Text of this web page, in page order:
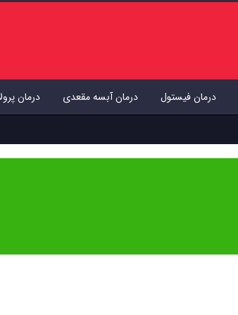
درمان فیستول درمان آبسه مقعدی درمان